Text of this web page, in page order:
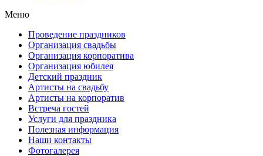
Меню
Проведение праздников
Организация свадьбы
Организация корпоратива
Организация юбилея
Детский праздник
Артисты на свадьбу
Артисты на корпоратив
Встреча гостей
Услуги для праздника
Полезная информация
Наши контакты
Фотогалерея